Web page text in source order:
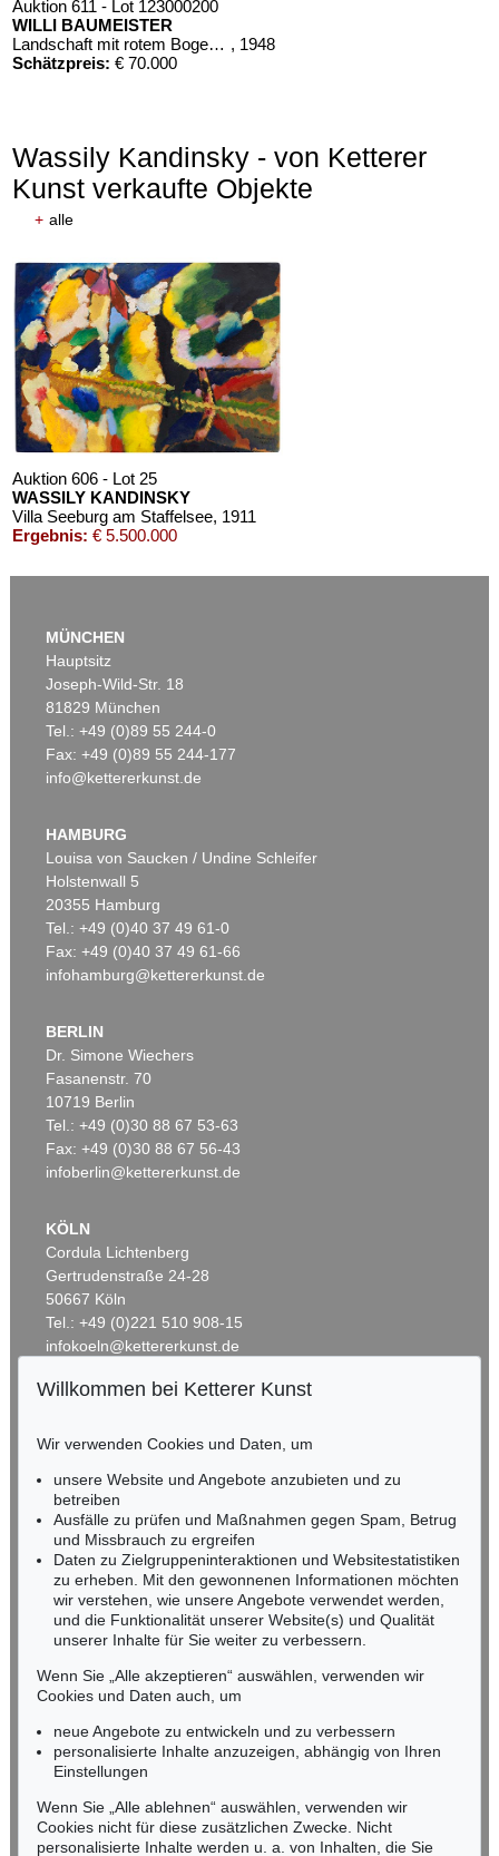
Auktion 611 - Lot 123000200
WILLI BAUMEISTER
Landschaft mit rotem Bogen (Sommerfest) , 1948
Schätzpreis: € 70.000
Auktion 610 - Lot 426000268
MARC CHAGALL
Schätzpreis:€ 3.000
LYONEL FEININGER
Alte Seebären
Schätzpreis:
Auktion 610 - Lot 426000315
MARC CHAGALL
Le Coq rouge, 1957
Schätzpreis:€ 1.800
Auktion 610 - Lot 426000372
HERMANN MAX PECHSTEIN
Reisebilder, 1919
Schätzpreis:€ 1.600
Auktion 610 - Lot 426000322
MARC CHAGALL
Chagall Lithographe. Bde. 1-3 , 1960
Schätzpreis:€ 1.000
Wassily Kandinsky - von Ketterer
Kunst verkaufte Objekte
+ alle
Auktion 606 - Lot 25
WASSILY KANDINSKY
Villa Seeburg am Staffelsee, 1911
Ergebnis: € 5.500.000
Auktion 545 - Lot 43
Ergebnis:€ 3.920.000
Auktion 600 - Lot 61
WASSILY KANDINSKY
Behauptend, 1926
Ergebnis:€ 3.135.000
Auktion 415 - Lot 347
Ergebnis:€ 1.320.000
Auktion 520 - Lot 376
Ergebnis:€ 1.105.000
Auktion 560 - Lot 8
Friedlich, 1930
Ergebnis:€ 787.400
MÜNCHEN
Hauptsitz
Joseph-Wild-Str. 18
81829 München
Tel.: +49 (0)89 55 244-0
Fax: +49 (0)89 55 244-177
info@kettererkunst.de
HAMBURG
Louisa von Saucken / Undine Schleifer
Holstenwall 5
20355 Hamburg
Tel.: +49 (0)40 37 49 61-0
Fax: +49 (0)40 37 49 61-66
infohamburg@kettererkunst.de
BERLIN
Dr. Simone Wiechers
Fasanenstr. 70
10719 Berlin
Tel.: +49 (0)30 88 67 53-63
Fax: +49 (0)30 88 67 56-43
infoberlin@kettererkunst.de
KÖLN
Cordula Lichtenberg
Gertrudenstraße 24-28
50667 Köln
Tel.: +49 (0)221 510 908-15
infokoeln@kettererkunst.de
RHEINLAND-PFALZ
Miriam Heß
Tel.: +49 (0)62 21 58 80-038
Fax: +49 (0)62 21 58 80-595
infoheidelberg@kettererkunst.de
NORDDEUTSCHLAND
Nico Kassel, M.A.
Tel.: +49 (0)89 55244-164
Mobil: +49 (0)171 8618661
n.kassel@kettererkunst.de
Keine Auktion mehr verpassen!
Wir informieren Sie rechtzeitig.
Willkommen bei Ketterer Kunst
Wir verwenden Cookies und Daten, um
unsere Website und Angebote anzubieten und zu
betreiben
Ausfälle zu prüfen und Maßnahmen gegen Spam, Betrug
und Missbrauch zu ergreifen
Daten zu Zielgruppeninteraktionen und Websitestatistiken
zu erheben. Mit den gewonnenen Informationen möchten
wir verstehen, wie unsere Angebote verwendet werden,
und die Funktionalität unserer Website(s) und Qualität
unserer Inhalte für Sie weiter zu verbessern.
Wenn Sie „Alle akzeptieren“ auswählen, verwenden wir
Cookies und Daten auch, um
neue Angebote zu entwickeln und zu verbessern
personalisierte Inhalte anzuzeigen, abhängig von Ihren
Einstellungen
Wenn Sie „Alle ablehnen“ auswählen, verwenden wir
Cookies nicht für diese zusätzlichen Zwecke. Nicht
personalisierte Inhalte werden u. a. von Inhalten, die Sie